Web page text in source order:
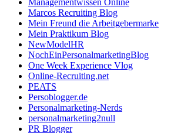
Managementwissen Online
Marcos Recruiting Blog
Mein Freund die Arbeitgebermarke
Mein Praktikum Blog
NewModelHR
NochEinPersonalmarketingBlog
One Week Experience Vlog
Online-Recruiting.net
PEATS
Persoblogger.de
Personalmarketing-Nerds
personalmarketing2null
PR Blogger